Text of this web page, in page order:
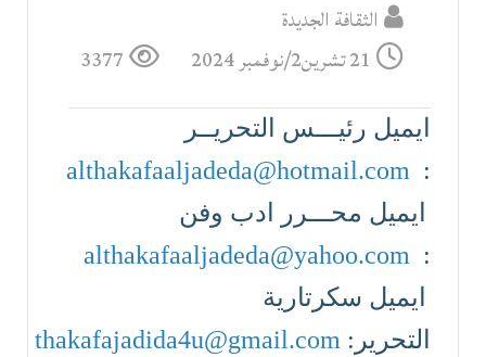
الثقافة الجديدة
21 تشرين2/نوفمبر 2024
3377
ايميل رئيـــس التحريــر
:
althakafaaljadeda@hotmail.com
ايميل محـــرر ادب وفن
:
althakafaaljadeda@yahoo.com
ايميل سكرتارية
التحرير: thakafajadida4u@gmail.com